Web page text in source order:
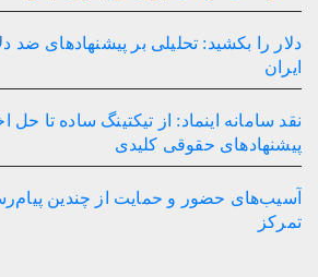
دلار را بکشید: تحلیلی بر پیشنهادهای ضد
ایران
نقد سامانه اینماد: از تیکتینگ ساده تا حل
پیشنهادهای حقوقی کلیدی
آسیب‌های حضور و حمایت از چندین
تمرکز